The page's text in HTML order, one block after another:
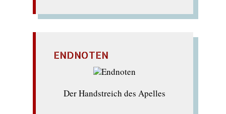
ENDNOTEN
Der Handstreich des Apelles